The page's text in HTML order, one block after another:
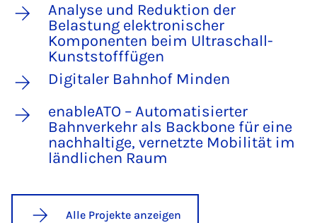
Analyse und Reduktion der
Belastung elektronischer
Komponenten beim Ultraschall-
Kunststofffügen
Digitaler Bahnhof Minden
enableATO – Automatisierter
Bahnverkehr als Backbone für eine
nachhaltige, vernetzte Mobilität im
ländlichen Raum
Alle Projekte anzeigen